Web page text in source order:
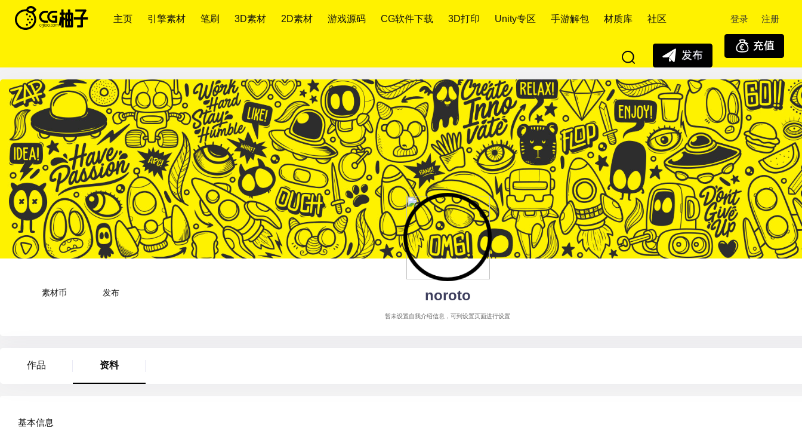
主页 引擎素材 笔刷 3D素材 2D素材 游戏源码 CG软件下载 3D打印 Unity专区 手游解包 材质库 社区 登录 注册
noroto
暂未设置自我介绍信息，可到设置页面进行设置
素材币 发布
作品 资料
基本信息